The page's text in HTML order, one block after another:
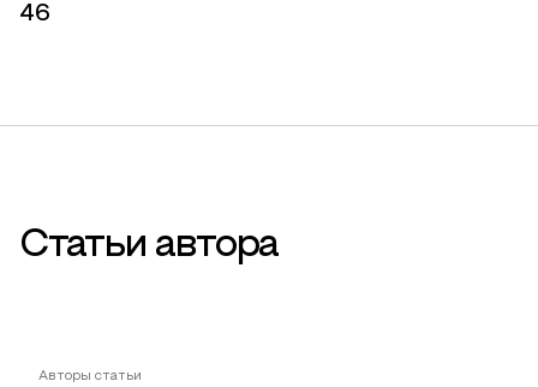
46
Статьи автора
Авторы статьи